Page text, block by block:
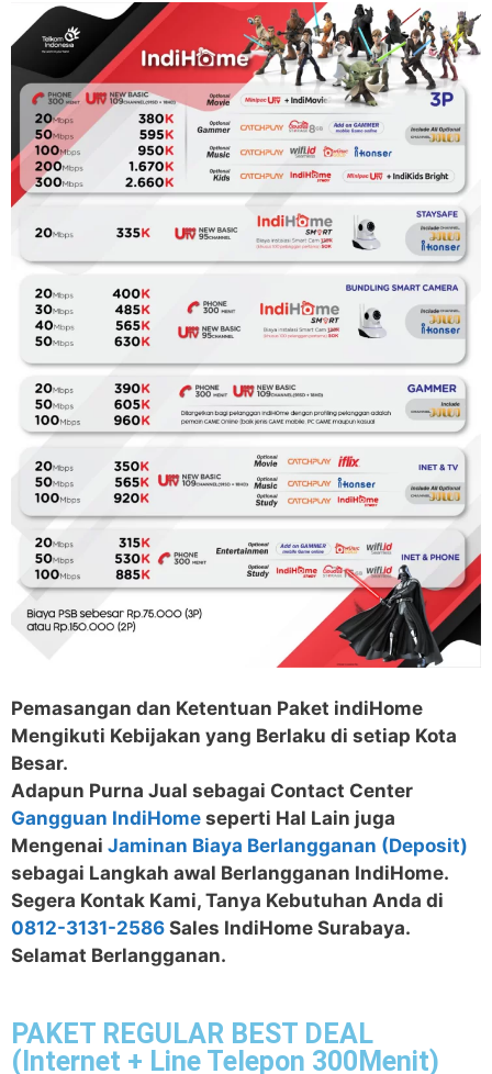
Pemasangan dan Ketentuan Paket indiHome
Mengikuti Kebijakan yang Berlaku di setiap Kota
Besar.
Adapun Purna Jual sebagai Contact Center
Gangguan IndiHome seperti Hal Lain juga
Mengenai Jaminan Biaya Berlangganan (Deposit)
sebagai Langkah awal Berlangganan IndiHome.
Segera Kontak Kami, Tanya Kebutuhan Anda di
0812-3131-2586 Sales IndiHome Surabaya.
Selamat Berlangganan.
PAKET REGULAR BEST DEAL
(Internet + Line Telepon 300Menit)